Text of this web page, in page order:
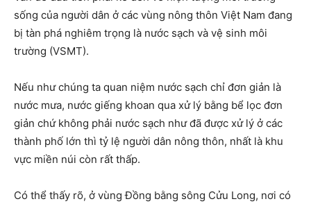
sống của người dân ở các vùng nông thôn Việt Nam đang
bị tàn phá nghiêm trọng là nước sạch và vệ sinh môi
trường (VSMT).
Nếu như chúng ta quan niệm nước sạch chỉ đơn giản là
nước mưa, nước giếng khoan qua xử lý bằng bể lọc đơn
giản chứ không phải nước sạch như đã được xử lý ở các
thành phố lớn thì tỷ lệ người dân nông thôn, nhất là khu
vực miền núi còn rất thấp.
Có thể thấy rõ, ở vùng Đồng bằng sông Cửu Long, nơi có